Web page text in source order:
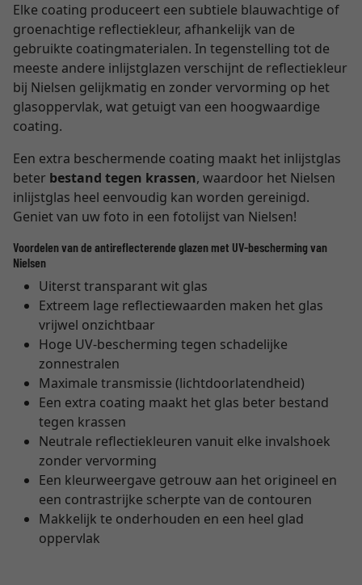
Elke coating produceert een subtiele blauwachtige of
groenachtige reflectiekleur, afhankelijk van de
gebruikte coatingmaterialen. In tegenstelling tot de
meeste andere inlijstglazen verschijnt de reflectiekleur
bij Nielsen gelijkmatig en zonder vervorming op het
glasoppervlak, wat getuigt van een hoogwaardige
coating.
Een extra beschermende coating maakt het inlijstglas
beter bestand tegen krassen, waardoor het Nielsen
inlijstglas heel eenvoudig kan worden gereinigd.
Geniet van uw foto in een fotolijst van Nielsen!
Voordelen van de antireflecterende glazen met UV-bescherming van
Nielsen
Uiterst transparant wit glas
Extreem lage reflectiewaarden maken het glas
vrijwel onzichtbaar
Hoge UV-bescherming tegen schadelijke
zonnestralen
Maximale transmissie (lichtdoorlatendheid)
Een extra coating maakt het glas beter bestand
tegen krassen
Neutrale reflectiekleuren vanuit elke invalshoek
zonder vervorming
Een kleurweergave getrouw aan het origineel en
een contrastrijke scherpte van de contouren
Makkelijk te onderhouden en een heel glad
oppervlak